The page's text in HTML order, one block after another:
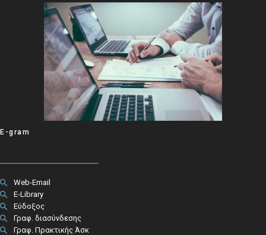
E-gram
Web-Email
E-Library
Εύδοξος
Γραφ. διασύνδεσης
Γραφ. Πρακτικής Άσκ